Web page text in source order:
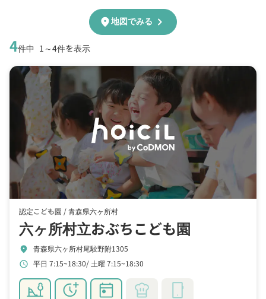
4件中 1～4件を表示
location_on地図でみる chevron_right
認定こども園 /青森県六ヶ所村
六ヶ所村立おぶちこども園
location_on 青森県六ヶ所村尾駮野附1305
schedule 平日 7:15~18:30 土曜 7:15~18:30